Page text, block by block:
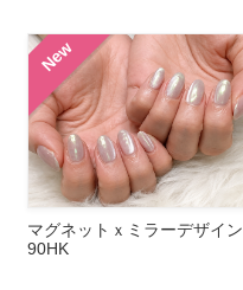
New
マグネットｘミラーデザイン
90HK